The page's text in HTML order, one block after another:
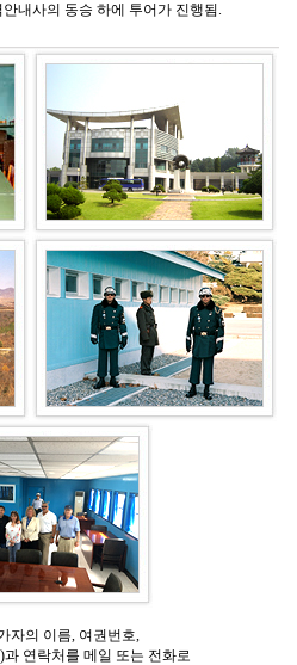
내사의 동승 하에 투어가 진행됨.
자의 이름, 여권번호,
연락처를 메일 또는 전화로